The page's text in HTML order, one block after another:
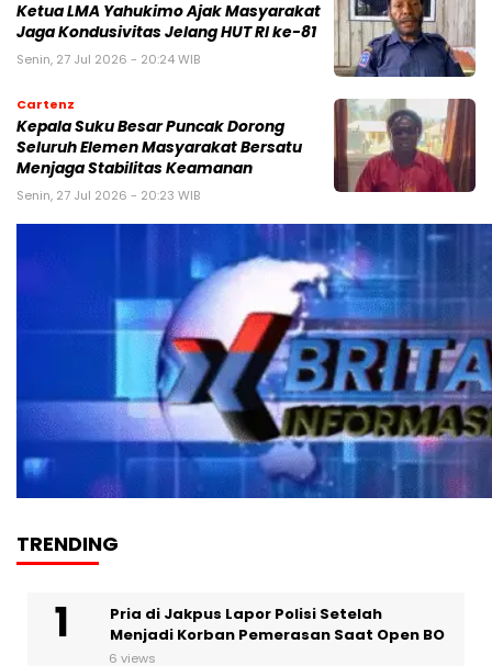
Ketua LMA Yahukimo Ajak Masyarakat
Jaga Kondusivitas Jelang HUT RI ke-81
Senin, 27 Jul 2026 - 20:24 WIB
Cartenz
Kepala Suku Besar Puncak Dorong
Seluruh Elemen Masyarakat Bersatu
Menjaga Stabilitas Keamanan
Senin, 27 Jul 2026 - 20:23 WIB
TRENDING
Pria di Jakpus Lapor Polisi Setelah
Menjadi Korban Pemerasan Saat Open BO
6 views